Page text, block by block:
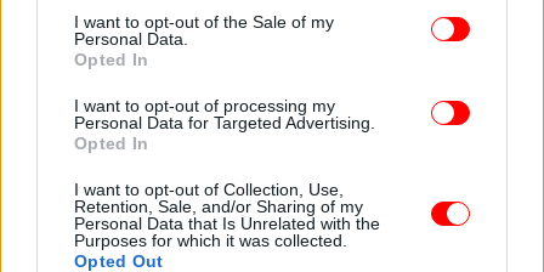
consent section.
I want to opt-out of the Sale of my
Personal Data.
Opted In
I want to opt-out of processing my
Personal Data for Targeted Advertising.
Opted In
I want to opt-out of Collection, Use,
Retention, Sale, and/or Sharing of my
Personal Data that Is Unrelated with the
Purposes for which it was collected.
Opted Out
Το περισσότερο πράσινο δεν είναι πάντα για καλό